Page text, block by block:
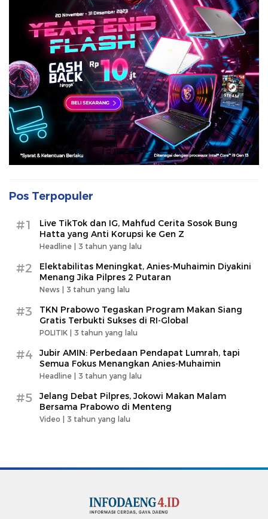
Pos Terpopuler
#1
Live TikTok dan IG, Mahfud Cerita Sosok Bung
Hatta yang Anti Korupsi ke Gen Z
Headline | 3 tahun yang lalu
#2
Elektabilitas Meningkat, Anies-Muhaimin Diyakini
Menang Jika Pilpres 2 Putaran
News | 3 tahun yang lalu
#3
TKN Prabowo Tegaskan Program Makan Siang
Gratis Terbukti Sukses di RI-Global
POLITIK | 3 tahun yang lalu
#4
Jubir AMIN: Perbedaan Pendapat Lumrah, tapi
Semua Fokus Menangkan Anies-Muhaimin
Headline | 3 tahun yang lalu
#5
Jelang Debat Pilpres, Jokowi Makan Malam
Bersama Prabowo di Menteng
Video | 3 tahun yang lalu